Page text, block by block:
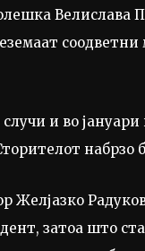
соодветни
и во
Желјазко
затоа што